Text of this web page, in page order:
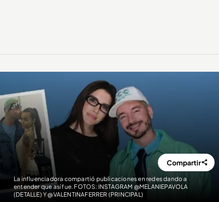
La influenciadora compartió publicaciones en redes dando a
entender que así fue. FOTOS: INSTAGRAM @MELANIEPAVOLA
(DETALLE) Y @VALENTINAFERRER (PRINCIPAL)
Compartir